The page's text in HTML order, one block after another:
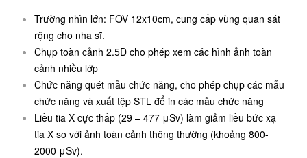
Trường nhìn lớn: FOV 12x10cm, cung cấp vùng quan sát
rộng cho nha sĩ.
Chụp toàn cảnh 2.5D cho phép xem các hình ảnh toàn
cảnh nhiều lớp
Chức năng quét mẫu chức năng, cho phép chụp các mẫu
chức năng và xuất tệp STL để in các mẫu chức năng
Liều tia X cực thấp (29 – 477 μSv) làm giảm liều bức xạ
tia X so với ảnh toàn cảnh thông thường (khoảng 800-
2000 μSv).